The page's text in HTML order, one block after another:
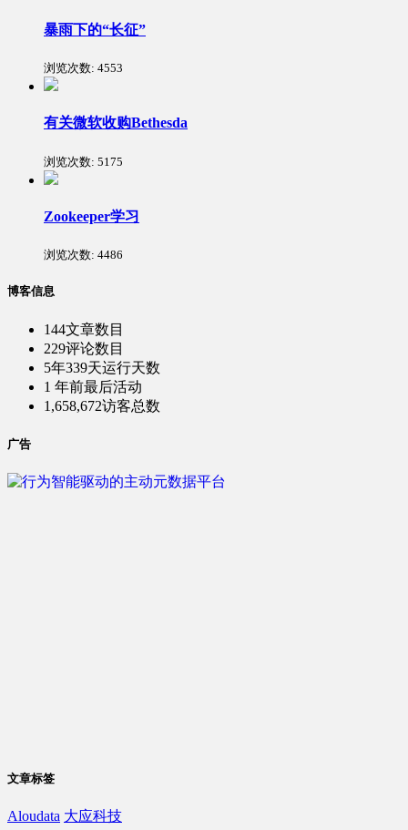
暴雨下的“长征”
浏览次数: 4553
有关微软收购Bethesda
浏览次数: 5175
Zookeeper学习
浏览次数: 4486
博客信息
144文章数目
229评论数目
5年339天运行天数
1 年前最后活动
1,658,672访客总数
广告
文章标签
Aloudata 大应科技